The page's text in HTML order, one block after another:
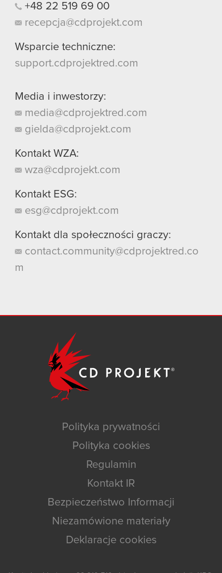
+48 22 519 69 00
recepcja@cdprojekt.com
Wsparcie techniczne:
support.cdprojektred.com
Media i inwestorzy:
media@cdprojektred.com
gielda@cdprojekt.com
Kontakt WZA:
wza@cdprojekt.com
Kontakt ESG:
esg@cdprojekt.com
Kontakt dla społeczności graczy:
contact.community@cdprojektred.co
m
Polityka prywatności
Polityka cookies
Regulamin
Kontakt IR
Bezpieczeństwo Informacji
Niezamówione materiały
Deklaracje cookies